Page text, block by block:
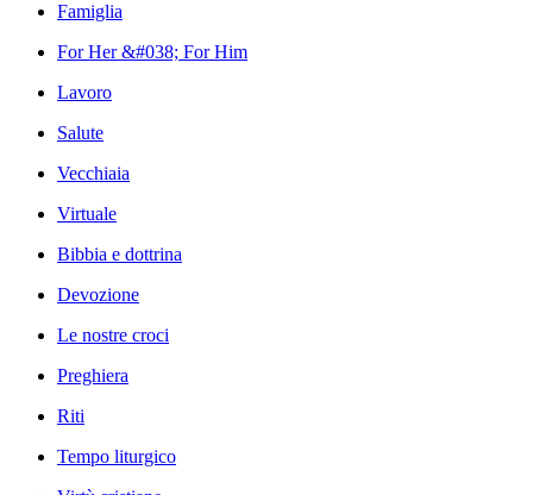
Famiglia
For Her &#038; For Him
Lavoro
Salute
Vecchiaia
Virtuale
Bibbia e dottrina
Devozione
Le nostre croci
Preghiera
Riti
Tempo liturgico